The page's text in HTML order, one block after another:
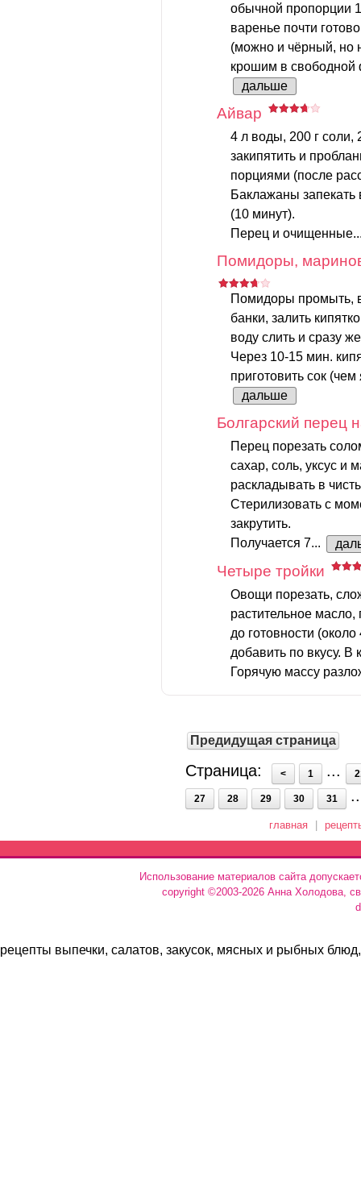
обычной пропорции
варенье почти
(можно и чёрный, но
крошим в
дальше
Айвар
4 л воды, 200 г соли,
закипятить и
порциями (после
Баклажаны запекать
(10 минут).
Перец и
Помидоры,
Помидоры промыть,
банки, залить
воду слить и сразу
Через 10-15 мин.
приготовить сок
дальше
Болгарский перец
Перец порезать
сахар, соль, уксус и
раскладывать в
Стерилизовать с
закрутить.
Получается 7...
Четыре тройки
Овощи порезать,
растительное масло,
до готовности
добавить по вкусу. В
Горячую массу
Предидущая страница
Страница: < 1 ...
27 28 29 30 31
главная
Использование материалов сайта
copyright ©2003-2026 Анна Холодова,
рецепты выпечки, салатов, закусок, мясных и рыбных